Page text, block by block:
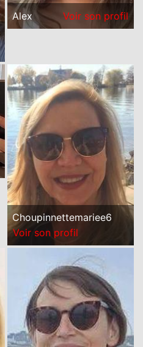
Alex Voir son profil
Choupinnettemariee6
Voir son profil